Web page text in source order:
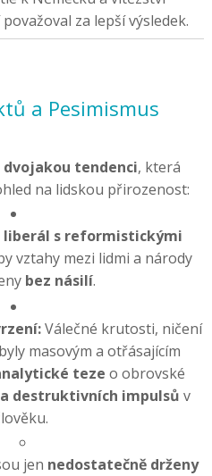
za lepší výsledek.
a Pesimismus
dvojakou tendenci, která
na lidskou přirozenost:
liberál s reformistickými
vztahy mezi lidmi a národy
bez násilí.
Válečné krutosti, ničení
masovým a otřásajícím
teze o obrovské
destruktivních impulsů v
jen nedostatečně drženy